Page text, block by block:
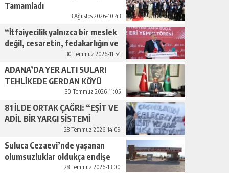
Tamamladı
3 Ağustos 2026-10:43
“İtfaiyecilik yalnızca bir meslek
değil, cesaretin, fedakarlığın ve
insan sevgisinin en güçlü
temsilidir.”
30 Temmuz 2026-11:54
ADANA’DA YER ALTI SULARI
TEHLİKEDE GERDAN KÖYÜ
SANAYİ SUYU CENDERESİNDE
30 Temmuz 2026-11:05
81 İLDE ORTAK ÇAĞRI: “EŞİT VE
ADİL BİR YARGI SİSTEMİ
28 Temmuz 2026-14:09
Suluca Cezaevi’nde yaşanan
olumsuzluklar oldukça endişe
28 Temmuz 2026-13:00